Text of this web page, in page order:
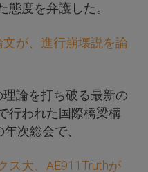
態度を弁護した。
文が、進行崩壊説を論
論を打ち破る最新の
行われた国際橋梁構
次総会で、
ス大、AE911Truthが